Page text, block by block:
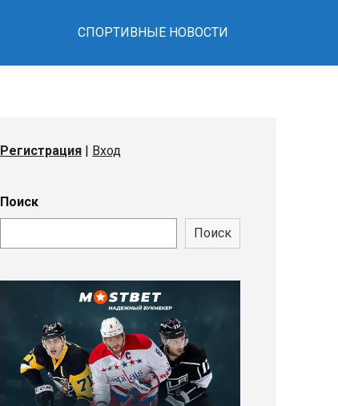
СПОРТИВНЫЕ НОВОСТИ
Регистрация | Вход
Поиск
Поиск